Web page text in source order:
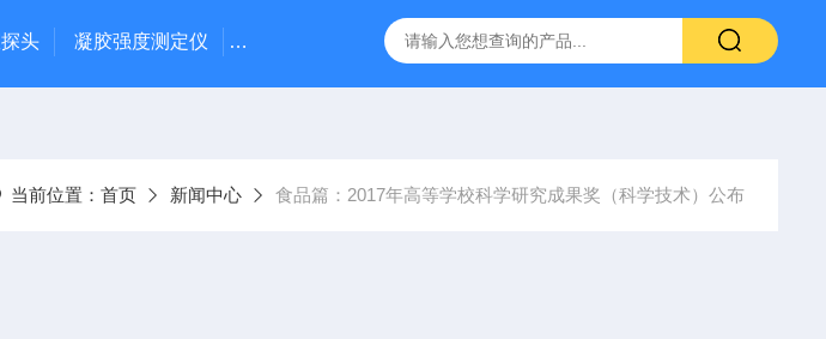
头 凝胶强度测定仪 Rapid TA+质构仪 肌肉嫩度仪 iDeal TA物性测试仪 化工
当前位置： 首页 新闻中心 食品篇：2017年高等学校科学研究成果奖（科学技术）公布